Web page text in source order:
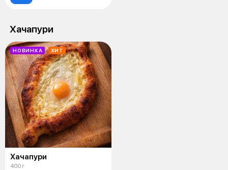
Хачапури
НОВИНКА ХИТ
Хачапури
400 г